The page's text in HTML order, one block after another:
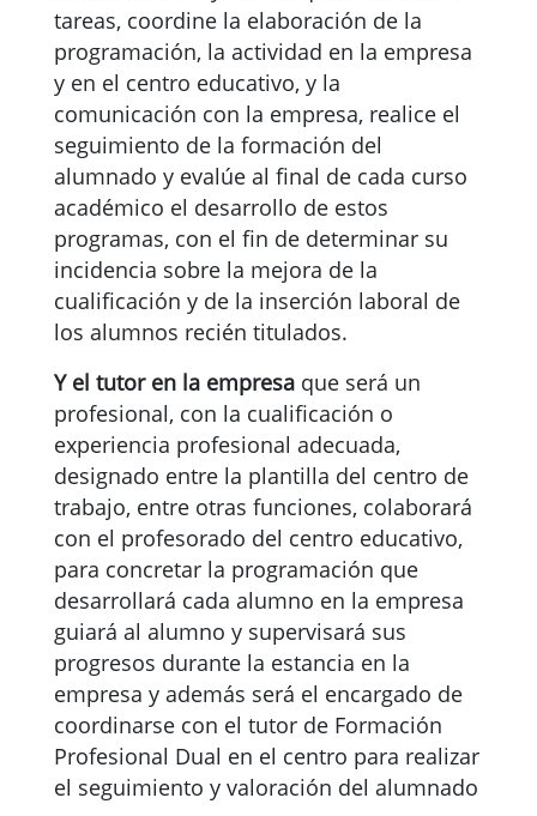
tareas, coordine la elaboración de la
programación, la actividad en la empresa
y en el centro educativo, y la
comunicación con la empresa, realice el
seguimiento de la formación del
alumnado y evalúe al final de cada curso
académico el desarrollo de estos
programas, con el fin de determinar su
incidencia sobre la mejora de la
cualificación y de la inserción laboral de
los alumnos recién titulados.
Y el tutor en la empresa que será un
profesional, con la cualificación o
experiencia profesional adecuada,
designado entre la plantilla del centro de
trabajo, entre otras funciones, colaborará
con el profesorado del centro educativo,
para concretar la programación que
desarrollará cada alumno en la empresa
guiará al alumno y supervisará sus
progresos durante la estancia en la
empresa y además será el encargado de
coordinarse con el tutor de Formación
Profesional Dual en el centro para realizar
el seguimiento y valoración del alumnado